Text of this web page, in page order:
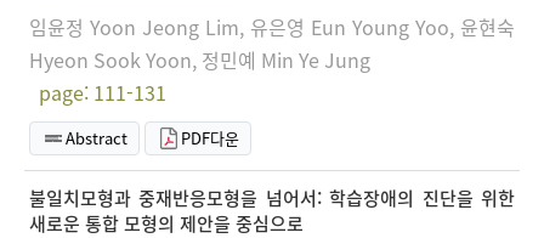
임윤정 Yoon Jeong Lim, 유은영 Eun Young Yoo, 윤현숙
Hyeon Sook Yoon, 정민예 Min Ye Jung
page: 111-131
Abstract PDF다운
불일치모형과 중재반응모형을 넘어서: 학습장애의 진단을 위한
새로운 통합 모형의 제안을 중심으로